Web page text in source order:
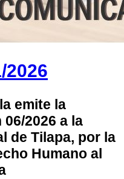
2026
emite la
2026 a la
de Tilapa, por la
Humano al